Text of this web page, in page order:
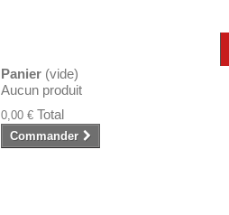
Panier (vide)
Aucun produit
0,00 € Total
Commander